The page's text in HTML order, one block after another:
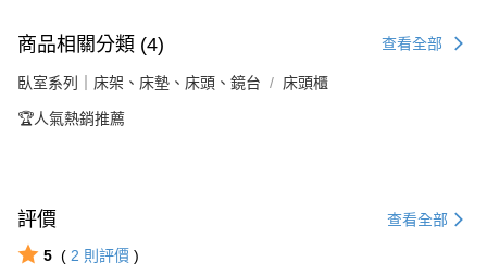
商品相關分類 (4) 查看全部
臥室系列｜床架、床墊、床頭、鏡台 床頭櫃
🏆人氣熱銷推薦
評價 查看全部
5 ( 2 則評價 )